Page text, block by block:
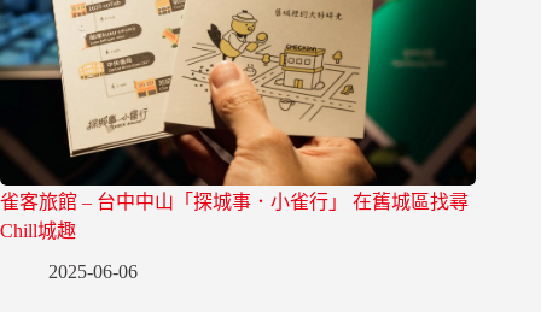
雀客旅館 – 台中中山「探城事．小雀行」 在舊城區找尋
Chill城趣
2025-06-06